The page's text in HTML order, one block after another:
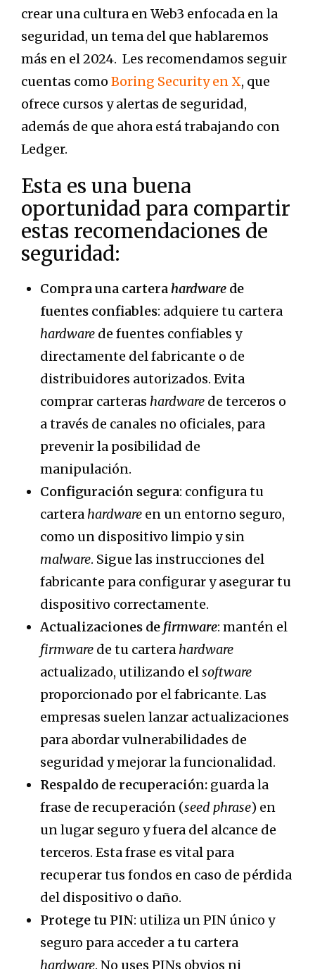
crear una cultura en Web3 enfocada en la
seguridad, un tema del que hablaremos
más en el 2024. Les recomendamos seguir
cuentas como Boring Security en X, que
ofrece cursos y alertas de seguridad,
además de que ahora está trabajando con
Ledger.
Esta es una buena
oportunidad para compartir
estas recomendaciones de
seguridad:
Compra una cartera hardware de
fuentes confiables: adquiere tu cartera
hardware de fuentes confiables y
directamente del fabricante o de
distribuidores autorizados. Evita
comprar carteras hardware de terceros o
a través de canales no oficiales, para
prevenir la posibilidad de
manipulación.
Configuración segura: configura tu
cartera hardware en un entorno seguro,
como un dispositivo limpio y sin
malware. Sigue las instrucciones del
fabricante para configurar y asegurar tu
dispositivo correctamente.
Actualizaciones de firmware: mantén el
firmware de tu cartera hardware
actualizado, utilizando el software
proporcionado por el fabricante. Las
empresas suelen lanzar actualizaciones
para abordar vulnerabilidades de
seguridad y mejorar la funcionalidad.
Respaldo de recuperación: guarda la
frase de recuperación (seed phrase) en
un lugar seguro y fuera del alcance de
terceros. Esta frase es vital para
recuperar tus fondos en caso de pérdida
del dispositivo o daño.
Protege tu PIN: utiliza un PIN único y
seguro para acceder a tu cartera
hardware. No uses PINs obvios ni